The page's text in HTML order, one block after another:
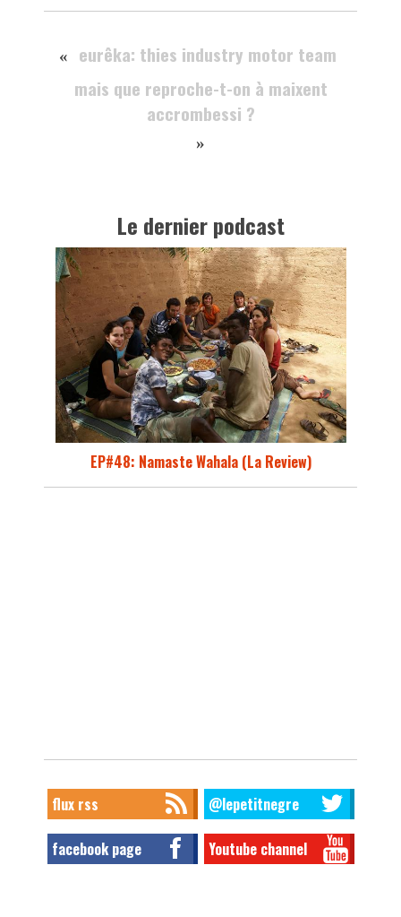
«
eurêka: thies industry motor team
mais que reproche-t-on à maixent
accrombessi ?
»
Le dernier podcast
EP#48: Namaste Wahala (La Review)
flux rss @lepetitnegre
facebook page Youtube channel